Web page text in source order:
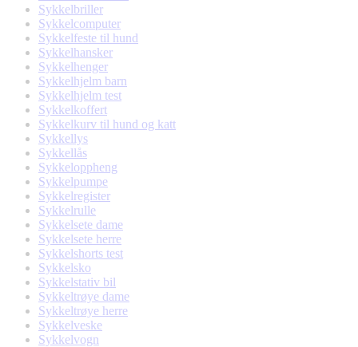
Sykkelbriller
Sykkelcomputer
Sykkelfeste til hund
Sykkelhansker
Sykkelhenger
Sykkelhjelm barn
Sykkelhjelm test
Sykkelkoffert
Sykkelkurv til hund og katt
Sykkellys
Sykkellås
Sykkeloppheng
Sykkelpumpe
Sykkelregister
Sykkelrulle
Sykkelsete dame
Sykkelsete herre
Sykkelshorts test
Sykkelsko
Sykkelstativ bil
Sykkeltrøye dame
Sykkeltrøye herre
Sykkelveske
Sykkelvogn